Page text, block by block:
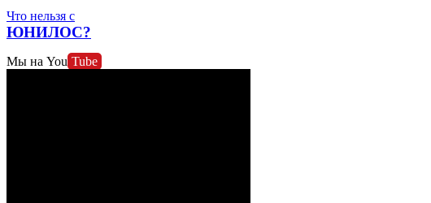
Что нельзя с
ЮНИЛОС?
Мы на You Tube